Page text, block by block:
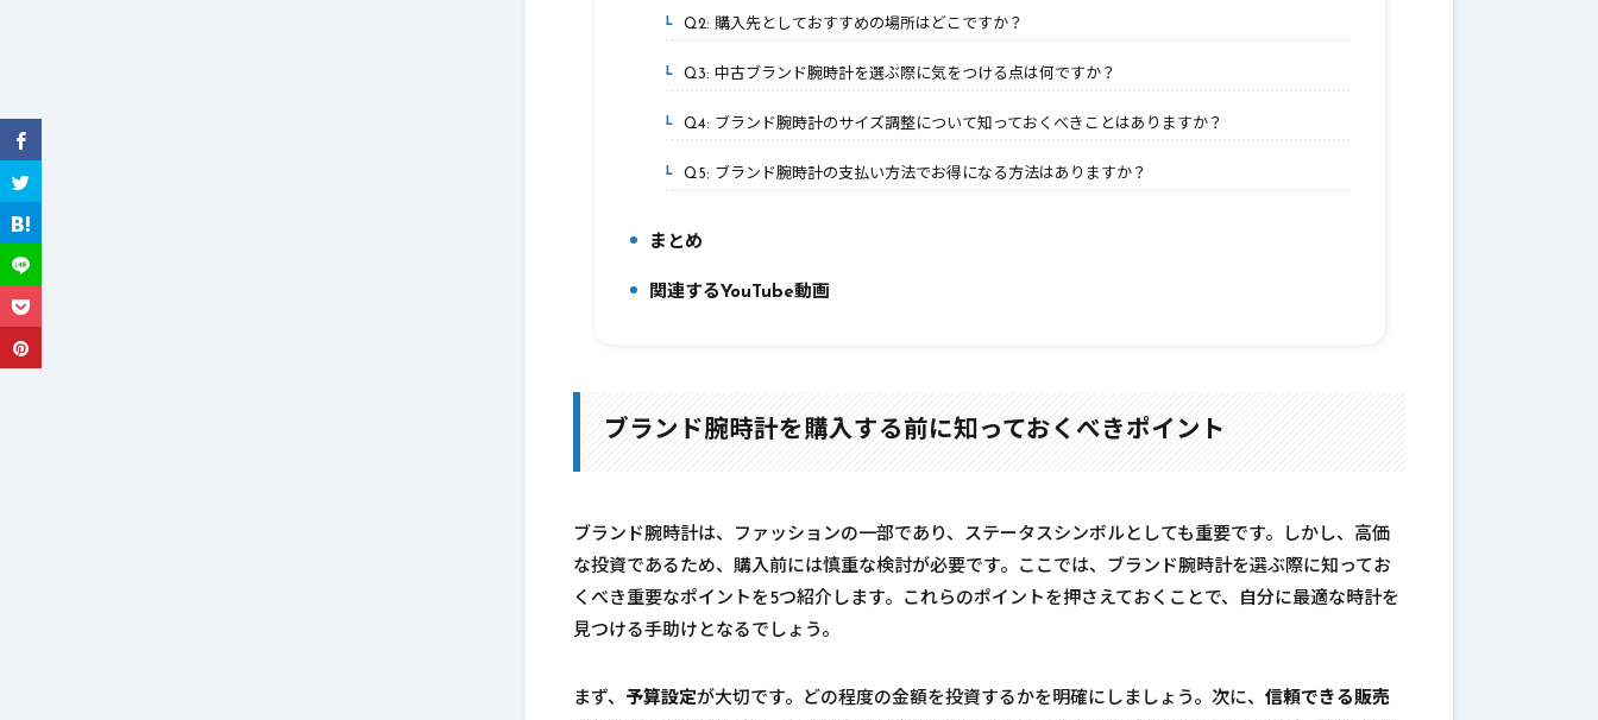
4-2.Q2: 購入先としておすすめの場所はどこですか？
4-3.Q3: 中古ブランド腕時計を選ぶ際に気をつける点は何ですか？
4-4.Q4: ブランド腕時計のサイズ調整について知っておくべきことはありますか？
4-5.Q5: ブランド腕時計の支払い方法でお得になる方法はありますか？
まとめ
6.
関連するYouTube動画
ブランド腕時計を購入する前に知っておくべきポイント
ブランド腕時計は、ファッションの一部であり、ステータスシンボルとしても重要です。しかし、高価
な投資であるため、購入前には慎重な検討が必要です。ここでは、ブランド腕時計を選ぶ際に知ってお
くべき重要なポイントを5つ紹介します。これらのポイントを押さえておくことで、自分に最適な時計を
見つける手助けとなるでしょう。
まず、 予算設定が大切です。どの程度の金額を投資するかを明確にしましょう。次に、 信頼できる販売